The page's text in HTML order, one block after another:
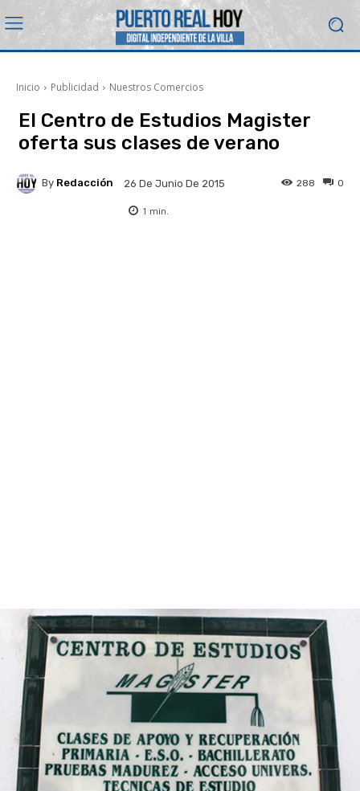
Inicio Publicidad Nuestros Comercios
El Centro de Estudios Magister
oferta sus clases de verano
By Redacción 26 De Junio De 2015 0
288
1 min.